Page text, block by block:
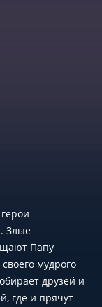
Злые
Папу
мудрого
друзей и
где и прячут